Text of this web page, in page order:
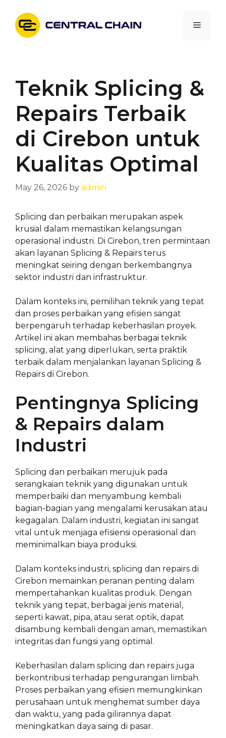
content
Menu
Teknik Splicing &
Repairs Terbaik
di Cirebon untuk
Kualitas Optimal
May 26, 2026 by admin
Splicing dan perbaikan merupakan aspek
krusial dalam memastikan kelangsungan
operasional industri. Di Cirebon, tren permintaan
akan layanan Splicing & Repairs terus
meningkat seiring dengan berkembangnya
sektor industri dan infrastruktur.
Dalam konteks ini, pemilihan teknik yang tepat
dan proses perbaikan yang efisien sangat
berpengaruh terhadap keberhasilan proyek.
Artikel ini akan membahas berbagai teknik
splicing, alat yang diperlukan, serta praktik
terbaik dalam menjalankan layanan Splicing &
Repairs di Cirebon.
Pentingnya Splicing
& Repairs dalam
Industri
Splicing dan perbaikan merujuk pada
serangkaian teknik yang digunakan untuk
memperbaiki dan menyambung kembali
bagian-bagian yang mengalami kerusakan atau
kegagalan. Dalam industri, kegiatan ini sangat
vital untuk menjaga efisiensi operasional dan
meminimalkan biaya produksi.
Dalam konteks industri, splicing dan repairs di
Cirebon memainkan peranan penting dalam
mempertahankan kualitas produk. Dengan
teknik yang tepat, berbagai jenis material,
seperti kawat, pipa, atau serat optik, dapat
disambung kembali dengan aman, memastikan
integritas dan fungsi yang optimal.
Keberhasilan dalam splicing dan repairs juga
berkontribusi terhadap pengurangan limbah.
Proses perbaikan yang efisien memungkinkan
perusahaan untuk menghemat sumber daya
dan waktu, yang pada gilirannya dapat
meningkatkan daya saing di pasar.